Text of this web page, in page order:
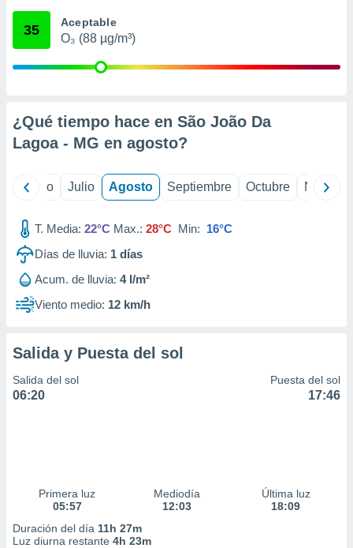
mediante
publicidad
1199
35 Aceptable
O₃ (88 µg/m³)
¿Qué tiempo hace en São João Da
Lagoa - MG en agosto?
Junio Julio Agosto Septiembre Octubre
T. Media: 22°C Max.: 28°C Min: 16°C
Días de lluvia: 1 días
Acum. de lluvia: 4 l/m²
Viento medio: 12 km/h
Salida y Puesta del sol
Salida del sol
06:20
Puesta del sol
17:46
Primera luz
05:57
Mediodía
12:03
Última luz
18:09
Duración del día 11h 27m
Luz diurna restante 4h 23m